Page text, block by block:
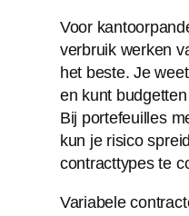
Voor
verbruik werken
het beste. Je
en kunt
Bij portefeuilles
kun je risico
contracttypes te
Variabele